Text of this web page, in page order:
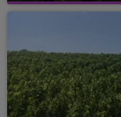
août dans la